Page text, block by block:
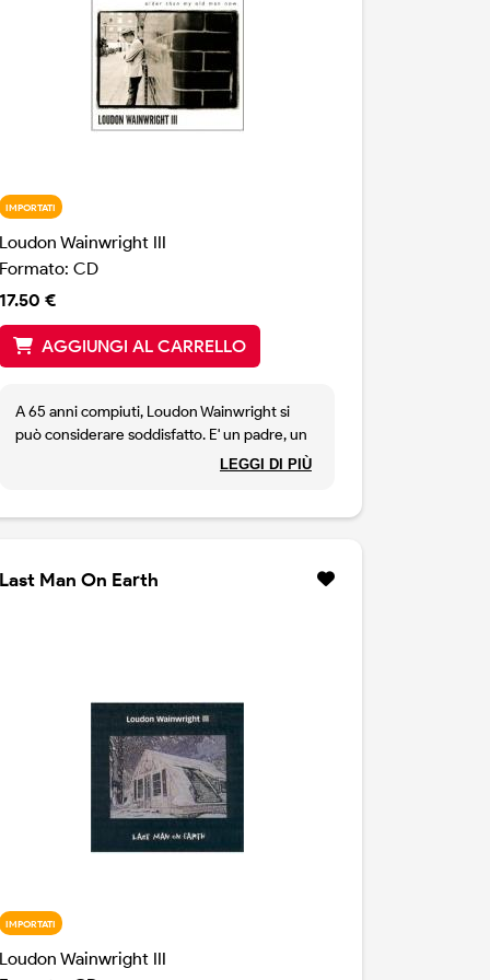
IMPORTATI
Loudon Wainwright III
Formato: CD
17.50 €
AGGIUNGI AL CARRELLO
A 65 anni compiuti, Loudon Wainwright si
può considerare soddisfatto. E' un padre, un
capostitpite, un musicista affermato e molto
raffinato. Lo aiutano in questa nuova
LEGGI DI PIÙ
Last Man On Earth
IMPORTATI
Loudon Wainwright III